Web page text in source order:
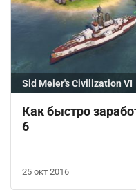
Sid Meier's Civilization VI
Как быстро
6
25 окт 2016